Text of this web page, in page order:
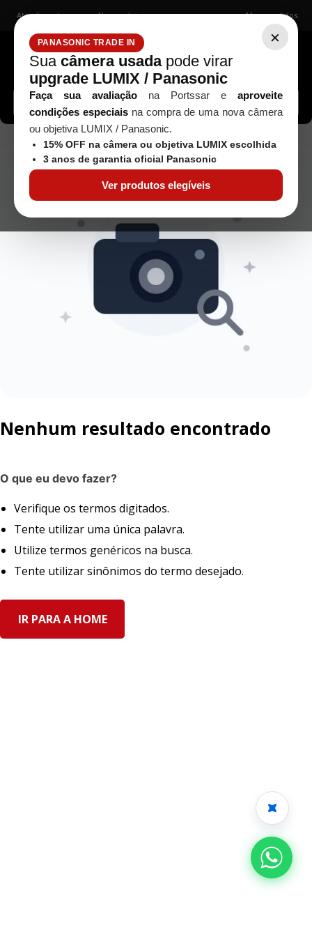
×
PANASONIC TRADE IN
Sua câmera usadapode virar
upgrade LUMIX / Panasonic
Faça sua avaliação na Portssar e aproveite
condições especiaisna compra de uma nova câmera
ou objetiva LUMIX / Panasonic.
15% OFF na câmera ou objetiva LUMIX escolhida
3 anos de garantia oficial Panasonic
Ver produtos elegíveis
Atendimento Nossas lojas Meus pedidos
Buscar câmeras, lentes, acessórios...
objetiva-canon-ef-300mm-f-4l-is-usm---seminova-2
Nenhum resultado encontrado
O que eu devo fazer?
Verifique os termos digitados.
Tente utilizar uma única palavra.
Utilize termos genéricos na busca.
Tente utilizar sinônimos do termo desejado.
IR PARA A HOME